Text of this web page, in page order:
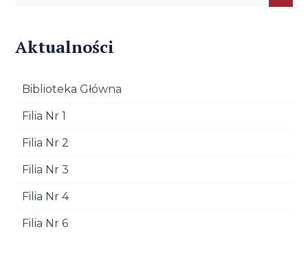
Aktualności
Biblioteka Główna
Filia Nr 1
Filia Nr 2
Filia Nr 3
Filia Nr 4
Filia Nr 6